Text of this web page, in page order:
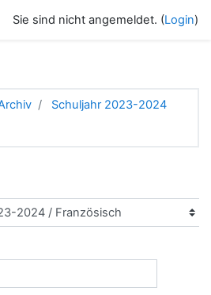
Sie sind nicht angemeldet. (Login)
Schuljahr 2023-2024